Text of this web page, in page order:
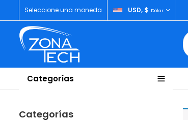
Seleccione una moneda USD, $ Dólar
Categorías
Categorías